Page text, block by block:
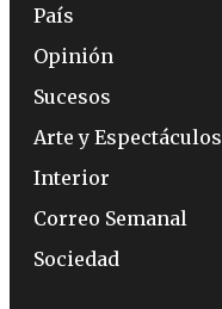
País
Opinión
Sucesos
Arte y Espectáculos
Interior
Correo Semanal
Sociedad